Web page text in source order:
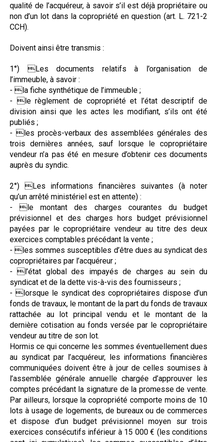
qualité de l’acquéreur, à savoir s’il est déjà propriétaire ou
non d’un lot dans la copropriété en question (art. L. 721-2
CCH).
Doivent ainsi être transmis :
1°) Les documents relatifs à l’organisation de
l’immeuble, à savoir :
- la fiche synthétique de l’immeuble ;
- le règlement de copropriété et l’état descriptif de
division ainsi que les actes les modifiant, s’ils ont été
publiés ;
- les procès-verbaux des assemblées générales des
trois dernières années, sauf lorsque le copropriétaire
vendeur n’a pas été en mesure d’obtenir ces documents
auprès du syndic.
2°) Les informations financières suivantes (à noter
qu’un arrêté ministériel est en attente) :
- le montant des charges courantes du budget
prévisionnel et des charges hors budget prévisionnel
payées par le copropriétaire vendeur au titre des deux
exercices comptables précédant la vente ;
- les sommes susceptibles d’être dues au syndicat des
copropriétaires par l’acquéreur ;
- l’état global des impayés de charges au sein du
syndicat et de la dette vis-à-vis des fournisseurs ;
- lorsque le syndicat des copropriétaires dispose d’un
fonds de travaux, le montant de la part du fonds de travaux
rattachée au lot principal vendu et le montant de la
dernière cotisation au fonds versée par le copropriétaire
vendeur au titre de son lot.
Hormis ce qui concerne les sommes éventuellement dues
au syndicat par l’acquéreur, les informations financières
communiquées doivent être à jour de celles soumises à
l’assemblée générale annuelle chargée d’approuver les
comptes précédant la signature de la promesse de vente.
Par ailleurs, lorsque la copropriété comporte moins de 10
lots à usage de logements, de bureaux ou de commerces
et dispose d’un budget prévisionnel moyen sur trois
exercices consécutifs inférieur à 15 000 € (les conditions